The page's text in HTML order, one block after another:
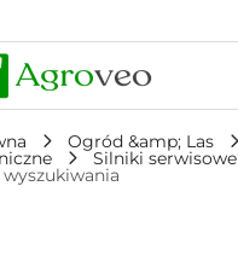
Ogród &amp; Las
Silniki serwisowe